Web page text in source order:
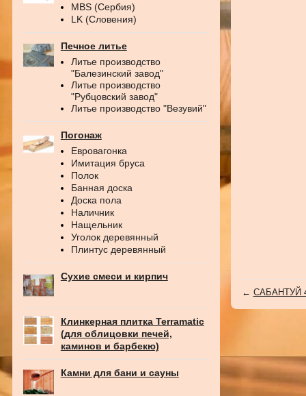
MBS (Сербия)
LK (Словения)
Печное литье
Литье производство
"Балезинский завод"
Литье производство
"Рубцовский завод"
Литье производство "Везувий"
Погонаж
Евровагонка
Имитация бруса
Полок
Банная доска
Доска пола
Наличник
Нащельник
Уголок деревянный
Плинтус деревянный
Сухие смеси и кирпич
Клинкерная плитка Terramatic
(для облицовки печей,
каминов и барбекю)
Камни для бани и сауны
← САБАНТУЙ